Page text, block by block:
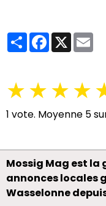
PartagerFacebook
X
★★★★
1 vote. Moyenne 5
Mossig Mag est la
annonces locales
Wasselonne